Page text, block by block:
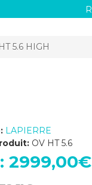
5.6 HIGH
LAPIERRE
OV HT 5.6
2999,00‎€